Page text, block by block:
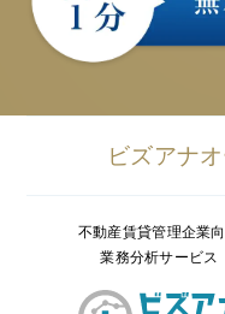
ビズアナ
不動産賃貸管理企業
業務分析サービス